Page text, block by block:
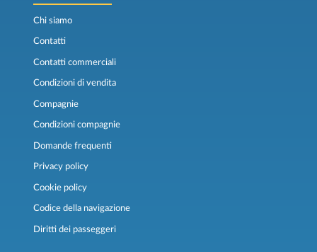
Chi siamo
Contatti
Contatti commerciali
Condizioni di vendita
Compagnie
Condizioni compagnie
Domande frequenti
Privacy policy
Cookie policy
Codice della navigazione
Diritti dei passeggeri